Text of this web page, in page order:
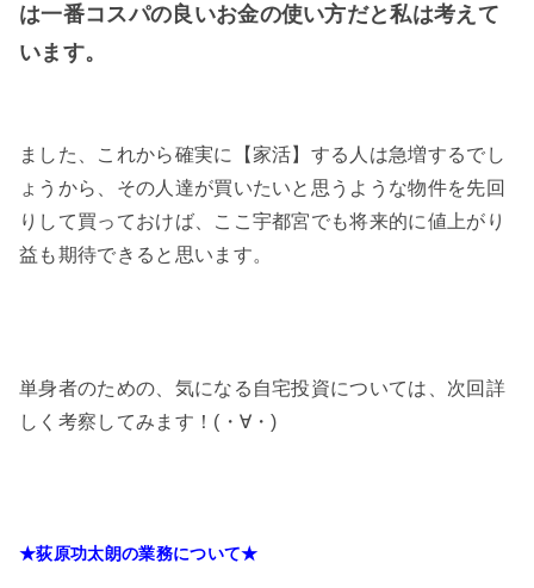
は一番コスパの良いお金の使い方だと私は考えて
います。
ました、これから確実に【家活】する人は急増するでし
ょうから、その人達が買いたいと思うような物件を先回
りして買っておけば、ここ宇都宮でも将来的に値上がり
益も期待できると思います。
単身者のための、気になる自宅投資については、次回詳
しく考察してみます！(・∀・)
★荻原功太朗の業務について★